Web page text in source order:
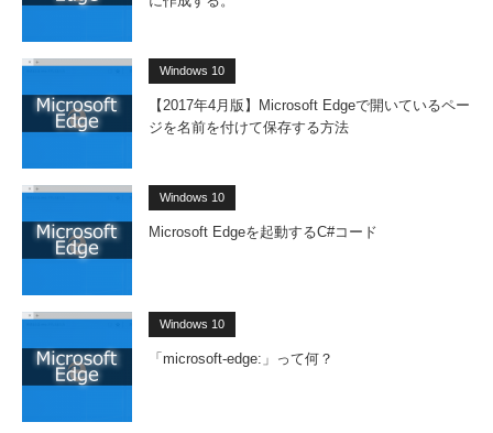
Windows 10
【2017年4月版】Microsoft Edgeで開いているペー
ジを名前を付けて保存する方法
Windows 10
Microsoft Edgeを起動するC#コード
Windows 10
「microsoft-edge:」って何？